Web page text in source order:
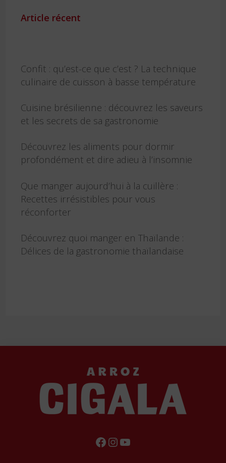
Article récent
Confit : qu’est-ce que c’est ? La technique
culinaire de cuisson à basse température
Cuisine brésilienne : découvrez les saveurs
et les secrets de sa gastronomie
Découvrez les aliments pour dormir
profondément et dire adieu à l’insomnie
Que manger aujourd’hui à la cuillère :
Recettes irrésistibles pour vous
réconforter
Découvrez quoi manger en Thaïlande :
Délices de la gastronomie thaïlandaise
FACEBOOK
INSTAGRAM
YOUTUBE